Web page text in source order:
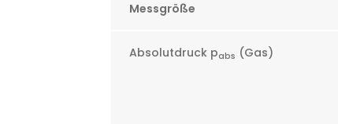
Messgröße
Absolutdruck pabs (Gas)